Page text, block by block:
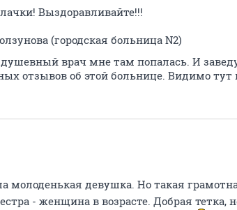
Выздоравливайте!!!
(городская больница N2)
врач мне там попалась. И
отзывов об этой больнице. Видимо тут
молоденькая девушка. Но такая
- женщина в возрасте. Добрая тетка,